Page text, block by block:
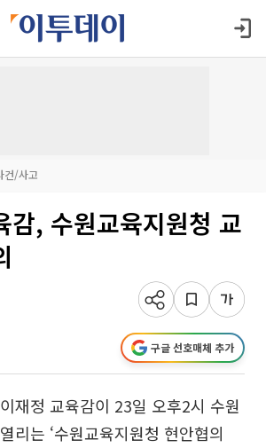
건/사고
감, 수원교육지원청 교
구글 선호매체 추가
재정 교육감이 23일 오후2시 수원
리는 ‘수원교육지원청 현안협의